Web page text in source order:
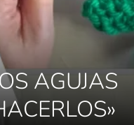
AGUJAS